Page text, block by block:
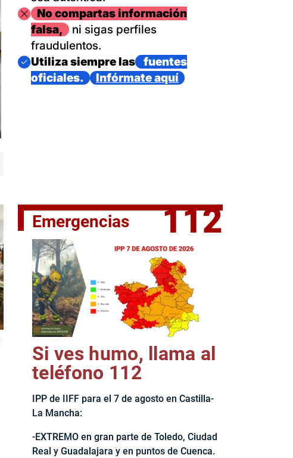
El jefe del Ejecutivo castellanomanchego, Emiliano García-
ImagenNo compartas información
falsa,
ni sigas perfiles
fraudulentos.
Imagen
Utiliza siempre las
fuentes
oficiales.
Infórmate aquí
Emergencias 112
Si ves humo, llama al
teléfono 112
IPP de IIFF para el 7 de agosto en Castilla-
La Mancha:
-EXTREMO en gran parte de Toledo, Ciudad
Real y Guadalajara y en puntos de Cuenca.